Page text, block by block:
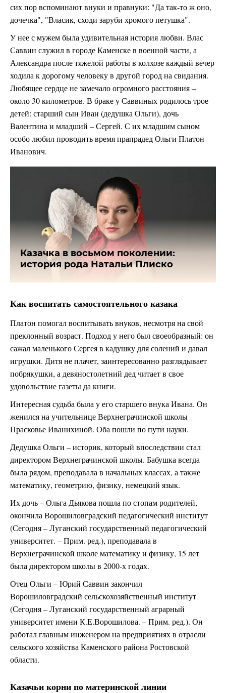
сих пор вспоминают внуки и правнуки: "Да так-то ж оно,
дочечка", "Власик, сходи заруби хромого петушка".
У нее с мужем была удивительная история любви. Влас
Саввин служил в городе Каменске в военной части, а
Александра после тяжелой работы в колхозе каждый вечер
ходила к дорогому человеку в другой город на свидания.
Любящее сердце не замечало огромного расстояния –
около 30 километров. В браке у Саввиных родилось трое
детей: старший сын Иван (дедушка Ольги), дочь
Валентина и младший – Сергей. С их младшим сыном
особо любил проводить время прапрадед Ольги Платон
Иванович.
Казачка в восьмом поколении:
история рода Натальи Плиско
Как воспитать самостоятельного казака
Платон помогал воспитывать внуков, несмотря на свой
преклонный возраст. Подход у него был своеобразный: он
сажал маленького Сергея в кадушку для солений и давал
игрушки. Дитя не плачет, заинтересованно разглядывает
побрякушки, а девяностолетний дед читает в свое
удовольствие газеты да книги.
Интересная судьба была у его старшего внука Ивана. Он
женился на учительнице Верхнеграчинской школы
Прасковье Иванихиной. Оба пошли по пути науки.
Дедушка Ольги – историк, который впоследствии стал
директором Верхнеграчинской школы. Бабушка всегда
была рядом, преподавала в начальных классах, а также
математику, геометрию, физику, немецкий язык.
Их дочь – Ольга Дьякова пошла по стопам родителей,
окончила Ворошиловградский педагогический институт
(Сегодня – Луганский государственный педагогический
университет. – Прим. ред.), преподавала в
Верхнеграчинской школе математику и физику, 15 лет
была директором школы в 2000-х годах.
Отец Ольги – Юрий Саввин закончил
Ворошиловградский сельскохозяйственный институт
(Сегодня – Луганский государственный аграрный
университет имени К.Е.Ворошилова. – Прим. ред.). Он
работал главным инженером на предприятиях в отрасли
сельского хозяйства Каменского района Ростовской
области.
Казачьи корни по материнской линии